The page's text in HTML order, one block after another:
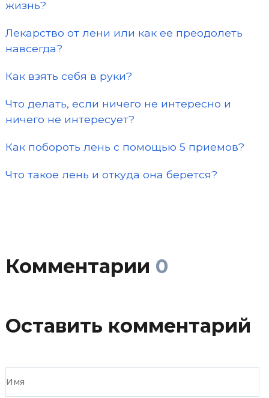
жизнь?
Лекарство от лени или как ее преодолеть
навсегда?
Как взять себя в руки?
Что делать, если ничего не интересно и
ничего не интересует?
Как побороть лень с помощью 5 приемов?
Что такое лень и откуда она берется?
Комментарии 0
Оставить комментарий